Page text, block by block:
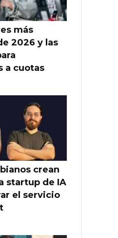
más
2026 y las
a cuotas
crean
startup de IA
el servicio